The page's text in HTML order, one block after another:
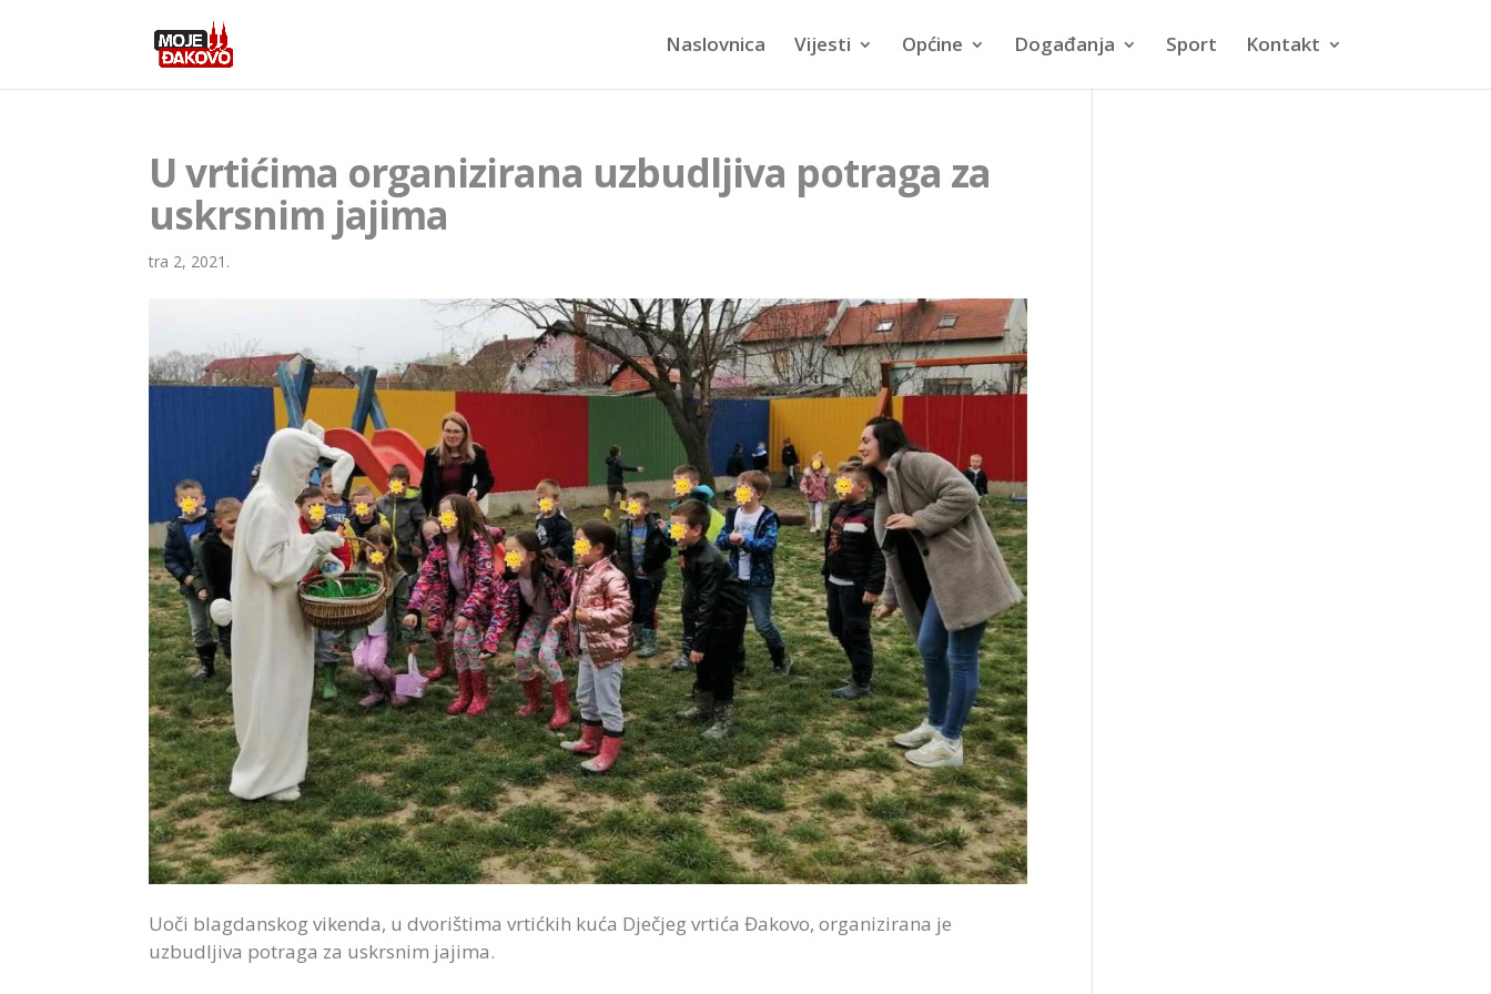
Naslovnica Vijesti Općine Događanja Sport Kontakt
U vrtićima organizirana uzbudljiva potraga za
uskrsnim jajima
tra 2, 2021.
Uoči blagdanskog vikenda, u dvorištima vrtićkih kuća Dječjeg vrtića Đakovo, organizirana je
uzbudljiva potraga za uskrsnim jajima.